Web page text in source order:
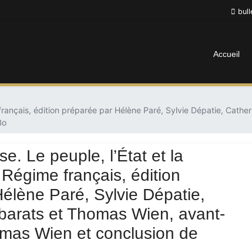
Accueil
édition préparée par Hélène Paré, Sylvie Dépatie,
Le peuple, l’État et la
français, édition
Paré, Sylvie Dépatie,
et Thomas Wien, avant-
Wien et conclusion de